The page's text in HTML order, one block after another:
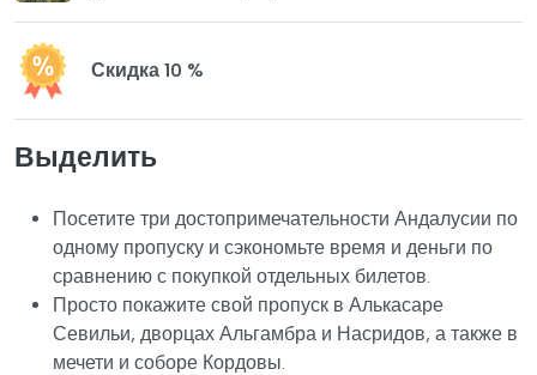
Скидка 10 %
Выделить
Посетите три достопримечательности Андалусии по
одному пропуску и сэкономьте время и деньги по
сравнению с покупкой отдельных билетов.
Просто покажите свой пропуск в Алькасаре
Севильи, дворцах Альгамбра и Насридов, а также в
мечети и соборе Кордовы.